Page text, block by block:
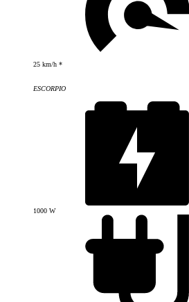
25 km/h *
ESCORPIO
1000 W